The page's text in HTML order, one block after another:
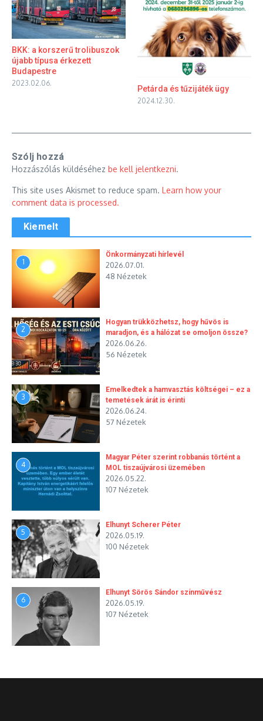
BKK: a korszerű trolibuszok
újabb típusa érkezett
Budapestre
2023.02.06.
Petárda és tűzijáték ügy
2024.12.30.
Szólj hozzá
Hozzászólás küldéséhez be kell jelentkezni.
This site uses Akismet to reduce spam. Learn how your
comment data is processed.
Kiemelt
1
Önkormányzati hírlevél
2026.07.01.
48 Nézetek
2
Hogyan trükközhetsz, hogy hűvös is
maradjon, és a hálózat se omoljon össze?
2026.06.26.
56 Nézetek
3
Emelkedtek a hamvasztás költségei – ez a
temetések árát is érinti
2026.06.24.
57 Nézetek
4
Magyar Péter szerint robbanás történt a
MOL tiszaújvárosi üzemében
2026.05.22.
107 Nézetek
5
Elhunyt Scherer Péter
2026.05.19.
100 Nézetek
6
Elhunyt Sörös Sándor színművész
2026.05.19.
107 Nézetek